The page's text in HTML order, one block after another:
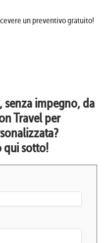
un preventivo gratuito!
senza impegno, da
Travel per
qui sotto!